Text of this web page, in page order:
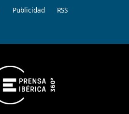
Publicidad RSS